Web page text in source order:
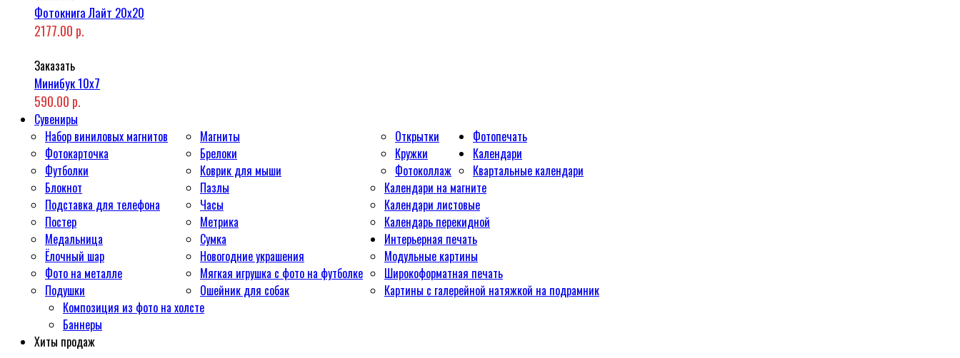
Фотокнига Лайт 20x20
2177.00 р.
Заказать
Минибук 10х7
590.00 р.
Сувениры
Набор виниловых магнитов
Фотокарточка
Футболки
Блокнот
Подставка для телефона
Постер
Медальница
Ёлочный шар
Фото на металле
Подушки
Магниты
Брелоки
Коврик для мыши
Пазлы
Часы
Метрика
Сумка
Новогодние украшения
Мягкая игрушка с фото на футболке
Ошейник для собак
Открытки
Кружки
Фотоколлаж
Фотопечать
Календари
Квартальные календари
Календари на магните
Календари листовые
Календарь перекидной
Интерьерная печать
Модульные картины
Широкоформатная печать
Картины с галерейной натяжкой на подрамник
Композиция из фото на холсте
Баннеры
Хиты продаж